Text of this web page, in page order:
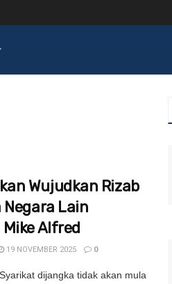
Wujudkan Rizab
Lain
Alfred
19 NOVEMBER 2025 0
dijangka tidak akan mula